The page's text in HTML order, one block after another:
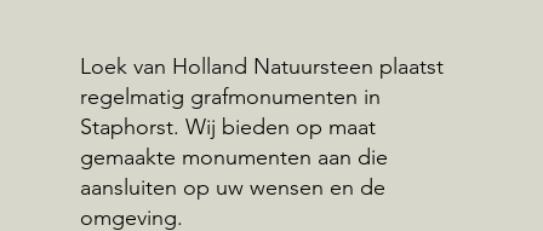
Loek van Holland Natuursteen plaatst
regelmatig grafmonumenten in
Staphorst. Wij bieden op maat
gemaakte monumenten aan die
aansluiten op uw wensen en de
omgeving.